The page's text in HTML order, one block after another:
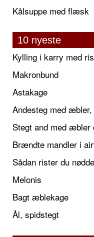
Kålsuppe med flæsk
10 nyeste
Kylling i karry med
Makronbund
Astakage
Stegt and med æbler
Brændte mandler i
Sådan rister du
Melonis
Bagt æblekage
Ål, spidstegt